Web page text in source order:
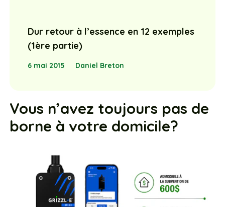
Dur retour à l’essence en 12 exemples
(1ère partie)
6 mai 2015 Daniel Breton
Vous n’avez toujours pas de
borne à votre domicile?